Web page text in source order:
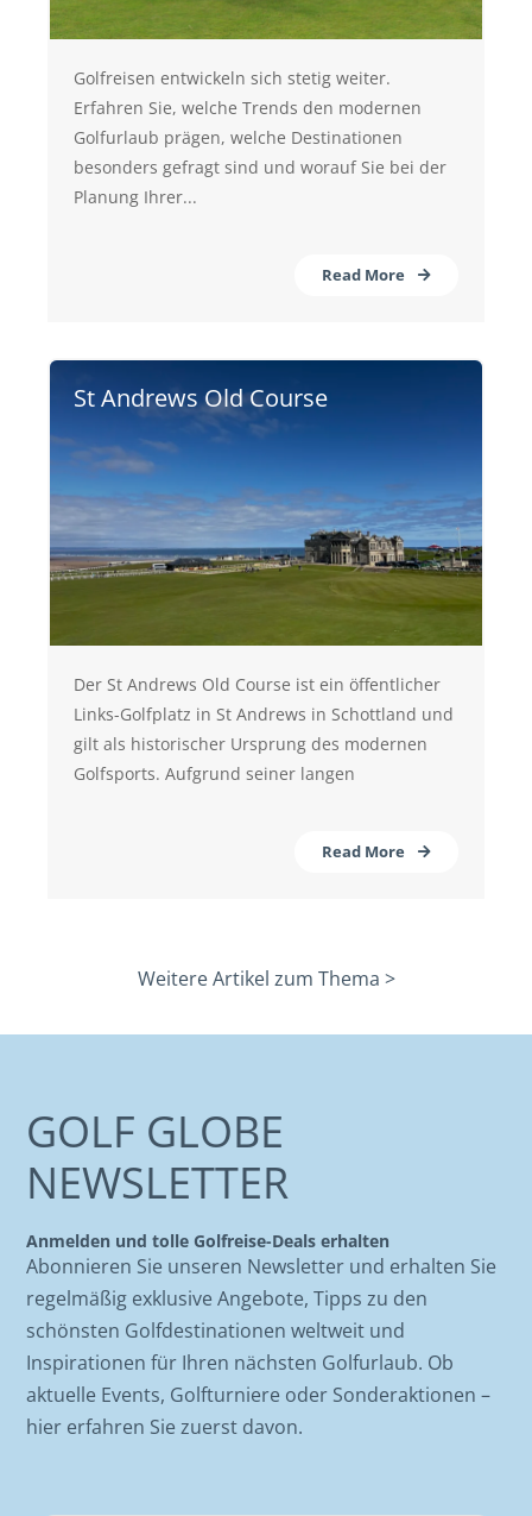
Golfreisen entwickeln sich stetig weiter.
Erfahren Sie, welche Trends den modernen
Golfurlaub prägen, welche Destinationen
besonders gefragt sind und worauf Sie bei der
Planung Ihrer...
Read More
St Andrews Old Course
Der St Andrews Old Course ist ein öffentlicher
Links-Golfplatz in St Andrews in Schottland und
gilt als historischer Ursprung des modernen
Golfsports. Aufgrund seiner langen
Read More
Weitere Artikel zum Thema >
GOLF GLOBE
NEWSLETTER
Anmelden und tolle Golfreise-Deals erhalten
Abonnieren Sie unseren Newsletter und erhalten Sie
regelmäßig exklusive Angebote, Tipps zu den
schönsten Golfdestinationen weltweit und
Inspirationen für Ihren nächsten Golfurlaub. Ob
aktuelle Events, Golfturniere oder Sonderaktionen –
hier erfahren Sie zuerst davon.